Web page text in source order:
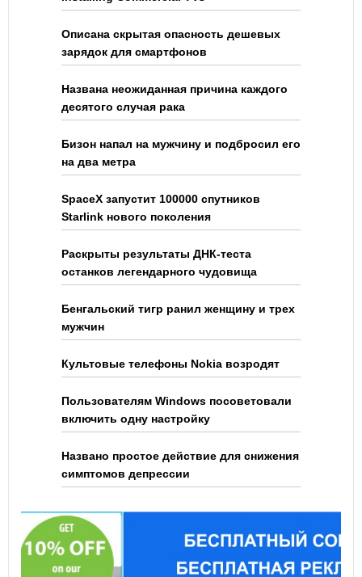
Описана скрытая опасность дешевых
зарядок для смартфонов
Названа неожиданная причина каждого
десятого случая рака
Бизон напал на мужчину и подбросил его
на два метра
SpaceX запустит 100000 спутников
Starlink нового поколения
Раскрыты результаты ДНК-теста
останков легендарного чудовища
Бенгальский тигр ранил женщину и трех
мужчин
Культовые телефоны Nokia возродят
Пользователям Windows посоветовали
включить одну настройку
Названо простое действие для снижения
симптомов депрессии